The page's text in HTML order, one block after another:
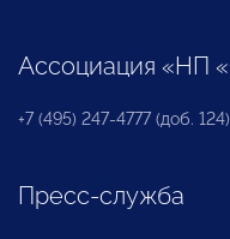
Ассоциация «НП
+7 (495) 247-4777 (доб. 124)
Пресс-служба